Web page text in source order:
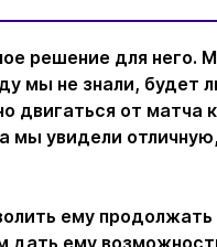
решение для него.
мы не знали, будет
двигаться от матча
мы увидели
ему продолжать
дать ему